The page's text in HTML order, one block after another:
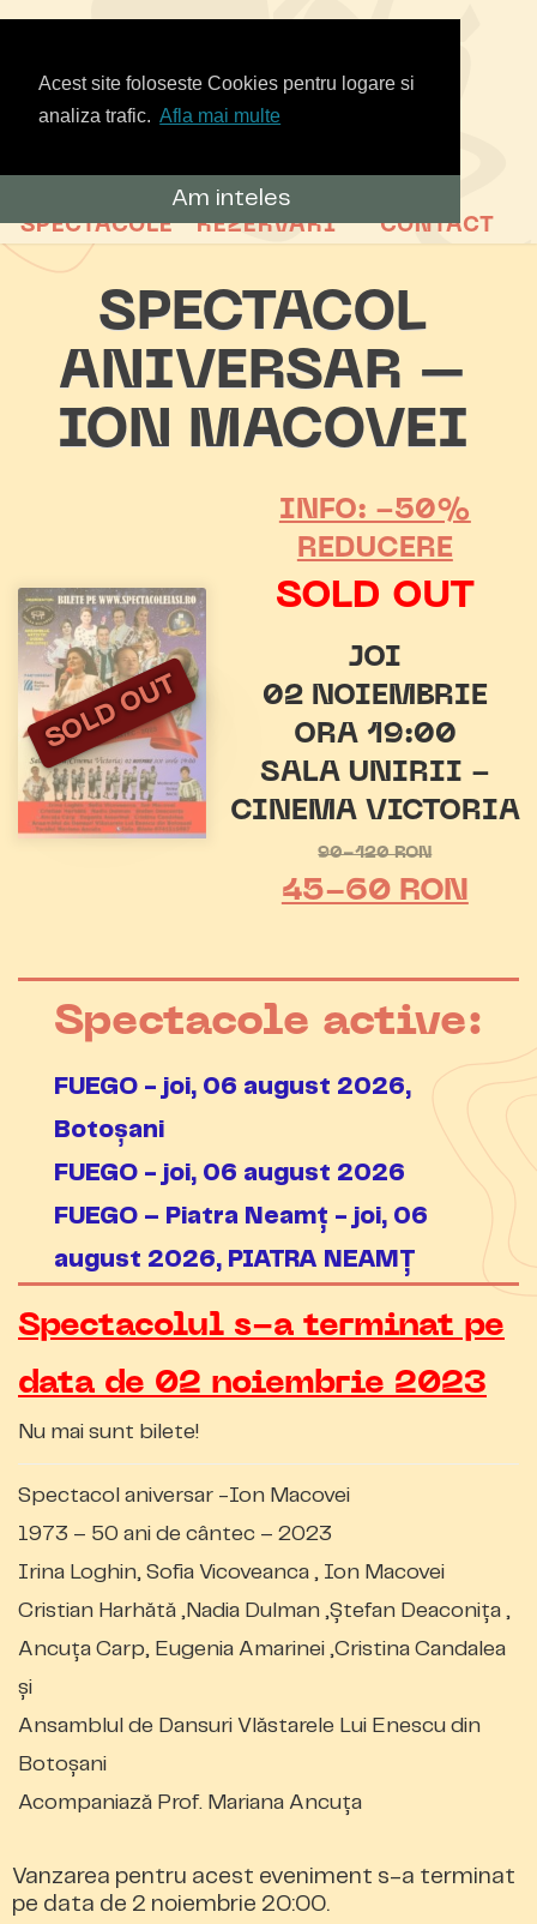
Acest site foloseste Cookies pentru logare si
analiza trafic. Afla mai multe
Am inteles
SPECTACOLE REZERVARI CONTACT
SPECTACOL
ANIVERSAR –
ION MACOVEI
SOLD OUT
INFO: -50%
REDUCERE
SOLD OUT
JOI
02 NOIEMBRIE
ORA 19:00
SALA UNIRII -
CINEMA VICTORIA
90-120 RON
45-60 RON
Spectacole active:
FUEGO - joi, 06 august 2026,
Botoșani
FUEGO - joi, 06 august 2026
FUEGO – Piatra Neamț - joi, 06
august 2026, PIATRA NEAMȚ
Spectacolul s-a terminat pe
data de 02 noiembrie 2023
Nu mai sunt bilete!
Spectacol aniversar -Ion Macovei
1973 – 50 ani de cântec – 2023
Irina Loghin, Sofia Vicoveanca , Ion Macovei
Cristian Harhătă ,Nadia Dulman ,Ștefan Deaconița ,
Ancuța Carp, Eugenia Amarinei ,Cristina Candalea
și
Ansamblul de Dansuri Vlăstarele Lui Enescu din
Botoșani
Acompaniază Prof. Mariana Ancuța
Vanzarea pentru acest eveniment s-a terminat
pe data de 2 noiembrie 20:00.